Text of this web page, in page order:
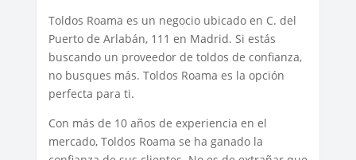
Toldos Roama es un negocio ubicado en C. del
Puerto de Arlabán, 111 en Madrid. Si estás
buscando un proveedor de toldos de confianza,
no busques más. Toldos Roama es la opción
perfecta para ti.
Con más de 10 años de experiencia en el
mercado, Toldos Roama se ha ganado la